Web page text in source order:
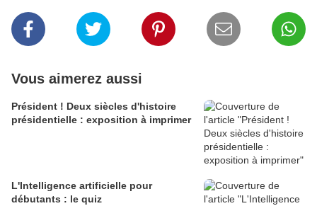
Vous aimerez aussi
Président ! Deux siècles d'histoire
présidentielle : exposition à imprimer
L'Intelligence artificielle pour
débutants : le quiz